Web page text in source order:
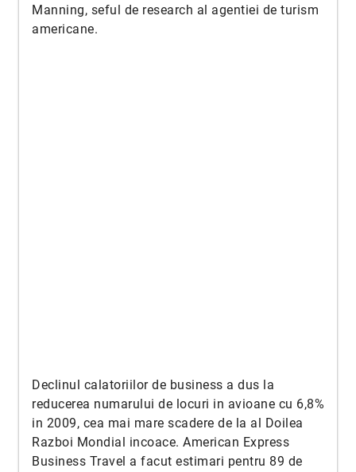
Manning, seful de research al agentiei de turism
americane.
Declinul calatoriilor de business a dus la
reducerea numarului de locuri in avioane cu 6,8%
in 2009, cea mai mare scadere de la al Doilea
Razboi Mondial incoace. American Express
Business Travel a facut estimari pentru 89 de